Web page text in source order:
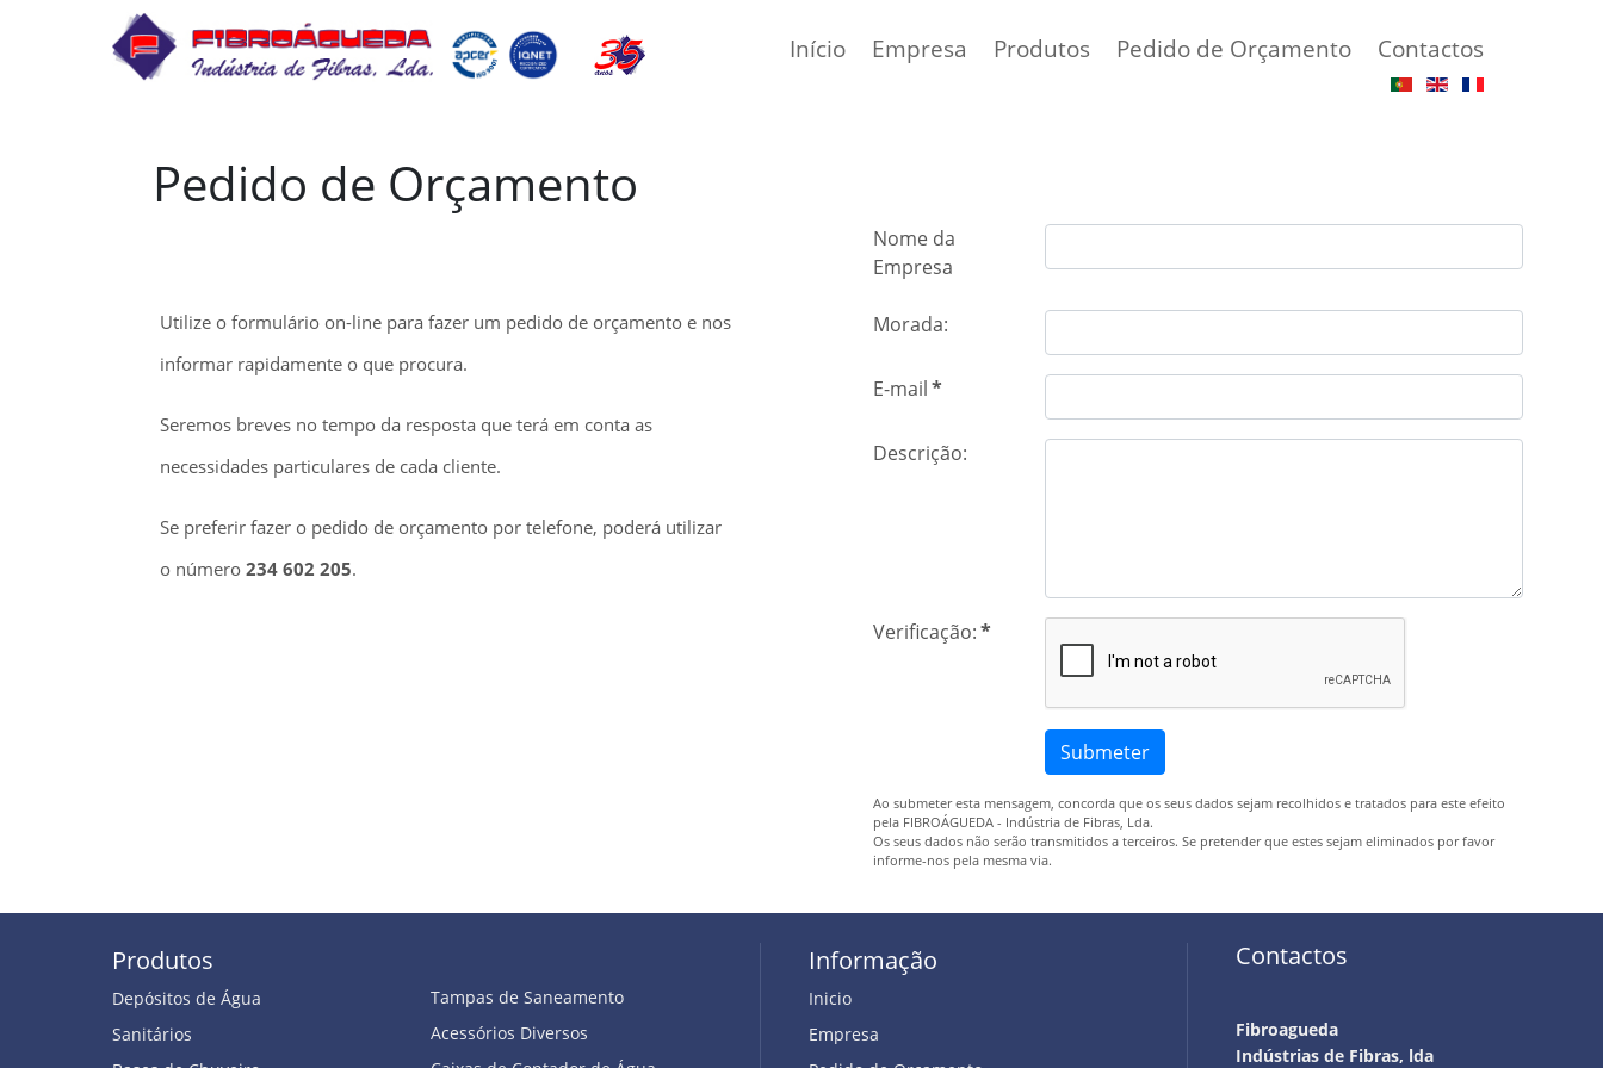
Início Empresa Produtos Pedido de Orçamento Contactos
Pedido de Orçamento
Nome da
Empresa
Morada:
E-mail *
Descrição:
Verificação: *
Submeter
Ao submeter esta mensagem, concorda que os seus dados sejam recolhidos e tratados para este efeito
pela FIBROÁGUEDA - Indústria de Fibras, Lda.
Os seus dados não serão transmitidos a terceiros. Se pretender que estes sejam eliminados por favor
informe-nos pela mesma via.
Utilize o formulário on-line para fazer um pedido de orçamento e nos
informar rapidamente o que procura.
Seremos breves no tempo da resposta que terá em conta as
necessidades particulares de cada cliente.
Se preferir fazer o pedido de orçamento por telefone, poderá utilizar
o número234 602 205.
Produtos
Depósitos de Água
Sanitários
Tampas de Saneamento
Acessórios Diversos
Informação
Inicio
Empresa
Contactos
Fibroagueda
Indústrias de Fibras, lda